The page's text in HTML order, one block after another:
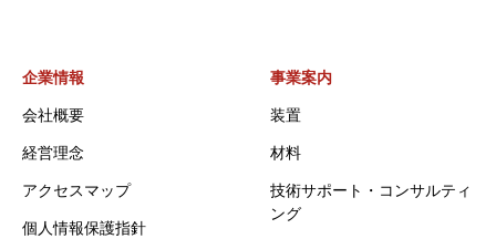
企業情報
会社概要
経営理念
アクセスマップ
個人情報保護指針
事業案内
装置
材料
技術サポート・コンサルティ
ング